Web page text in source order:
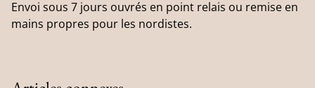
Envoi sous 7 jours ouvrés en point relais ou remise en
mains propres pour les nordistes.